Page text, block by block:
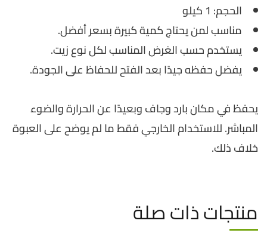
الحجم: 1 كيلو
مناسب لمن يحتاج كمية كبيرة بسعر أفضل.
يستخدم حسب الغرض المناسب لكل نوع زيت.
يفضل حفظه جيدًا بعد الفتح للحفاظ على الجودة.
يحفظ في مكان بارد وجاف وبعيدًا عن الحرارة والضوء
المباشر. للاستخدام الخارجي فقط ما لم يوضح على العبوة
خلاف ذلك.
منتجات ذات صلة